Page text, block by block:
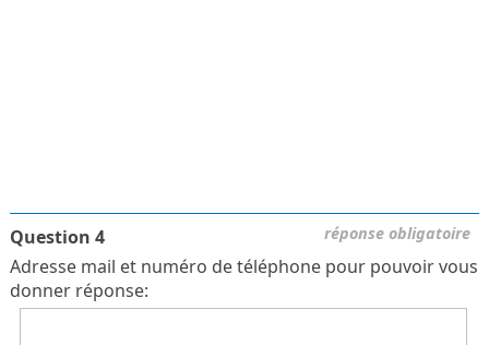
réponse obligatoire
Question 4
Adresse mail et numéro de téléphone pour pouvoir vous
donner réponse: